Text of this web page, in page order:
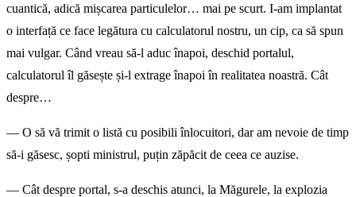
cuantică, adică mișcarea particulelor… mai pe scurt. I-am implantat
o interfață ce face legătura cu calculatorul nostru, un cip, ca să spun
mai vulgar. Când vreau să-l aduc înapoi, deschid portalul,
calculatorul îl găsește și-l extrage înapoi în realitatea noastră. Cât
despre…
— O să vă trimit o listă cu posibili înlocuitori, dar am nevoie de timp
să-i găsesc, șopti ministrul, puțin zăpăcit de ceea ce auzise.
— Cât despre portal, s-a deschis atunci, la Măgurele, la explozia